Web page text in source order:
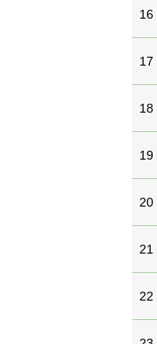
16
17
18
19
20
21
22